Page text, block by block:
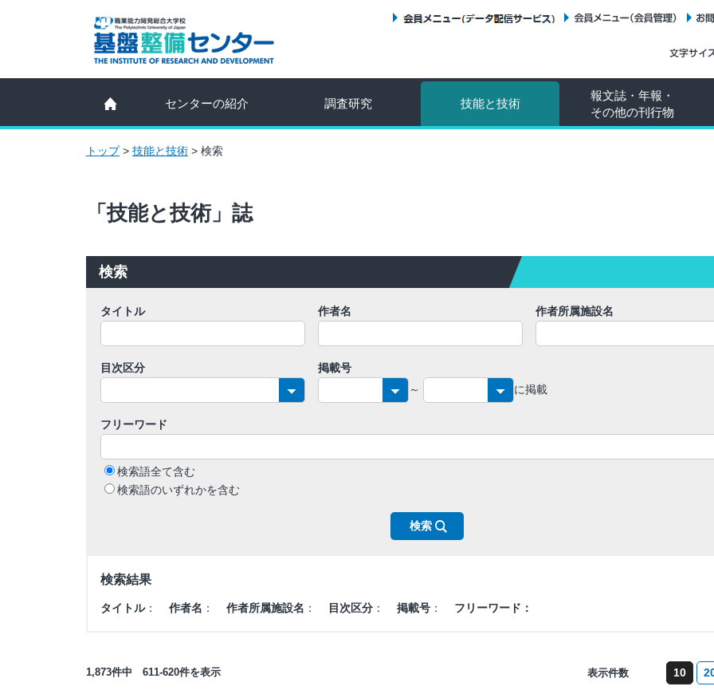
センターの紹介 調査研究 技能と技術
報文誌・年報・
その他の刊行物
トップ> 技能と技術 > 検索
「技能と技術」誌
検索
タイトル 作者名 作者所属施設名
目次区分
掲載号
～
に掲載
フリーワード
検索語全て含む
検索語のいずれかを含む
検索結果
タイトル： 作者名 ： 作者所属施設名 ： 目次区分 ： 掲載号 ： フリーワード：
1,873件中 611-620件を表示 表示件数 10